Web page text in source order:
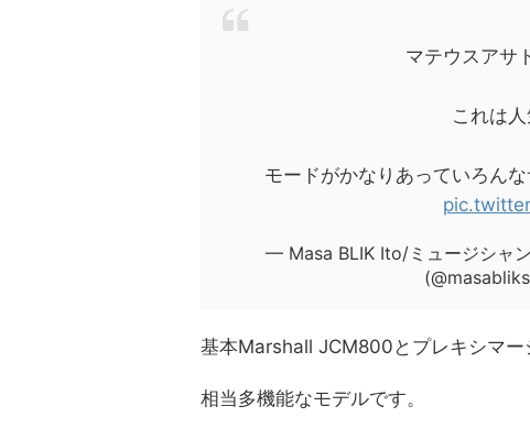
マテウスアサ
これは
モードがかなりあっていろん
— Masa BLIK Ito/ミュージシャ
基本Marshall JCM800とプレキシマ
相当多機能なモデルです。